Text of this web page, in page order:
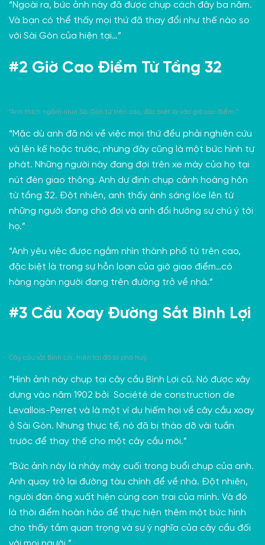
“Ngoài ra, bức ảnh này đã được chụp cách đây ba năm.
Và bạn có thể thấy mọi thứ đã thay đổi như thế nào so
với Sài Gòn của hiện tại…”
#2 Giờ Cao Điểm Từ Tầng 32
“Anh thích ngắm nhìn Sài Gòn từ trên cao, đặc biệt là vào giờ cao điểm.”
“Mặc dù anh đã nói về việc mọi thứ đều phải nghiên cứu
và lên kế hoặc trước, nhưng đây cũng là một bức hình tự
phát. Những người này đang đợi trên xe máy của họ tại
nút đèn giao thông. Anh dự định chụp cảnh hoàng hôn
từ tầng 32. Đột nhiên, anh thấy ánh sáng lóe lên từ
những người đang chờ đợi và anh đổi hướng sự chú ý tới
họ.”
“Anh yêu việc được ngắm nhìn thành phố từ trên cao,
đặc biệt là trong sự hỗn loạn của giờ giao điểm…có
hàng ngàn người đang trên đường trở về nhà.”
#3 Cầu Xoay Đường Sắt Bình Lợi
Cây cầu sắt Bình Lợi…hiện tại đã bị phá huỷ.
“Hình ảnh này chụp tại cây cầu Bình Lợi cũ. Nó được xây
dựng vào năm 1902 bởi Société de construction de
Levallois-Perret và là một ví dụ hiếm hoi về cây cầu xoay
ở Sài Gòn. Nhưng thực tế, nó đã bị tháo dỡ vài tuần
trước để thay thế cho một cây cầu mới.”
“Bức ảnh này là nháy máy cuối trong buổi chụp của anh.
Anh quay trở lại đường tàu chính để về nhà. Đột nhiên,
người đàn ông xuất hiện cùng con trai của mình. Và đó
là thời điểm hoàn hảo để thực hiện thêm một bức hình
cho thấy tầm quan trọng và sự ý nghĩa của cây cầu đối